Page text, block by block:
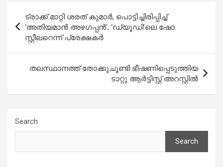
navigation
ട്രാക്ക് മാറ്റി ശരത് കുമാർ, പൊട്ടിച്ചിരിപ്പിച്ച്
‘അതിയമാൻ അഴഗപ്പൻ’; ‘ഡ്യൂഡി’ലെ ഷോ
സ്റ്റീലറെന്ന് പ്രേക്ഷകർ
തലസ്ഥാനത്ത് തോക്കുചൂണ്ടി ഭീഷണിപ്പെടുത്തിയ
ടാറ്റു ആര്‍ട്ടിസ്റ്റ് അറസ്റ്റിൽ
Search
Search